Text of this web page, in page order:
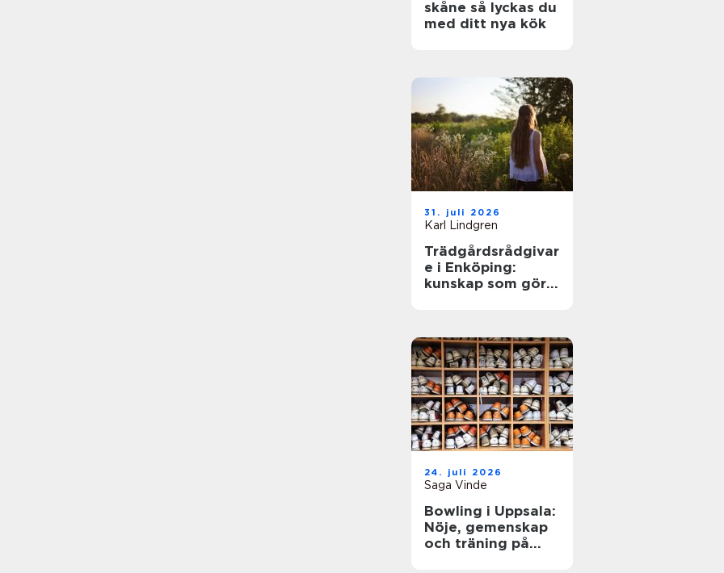
skåne så lyckas du
med ditt nya kök
31. juli 2026
Karl Lindgren
Trädgårdsrådgivar
e i Enköping:
kunskap som gör
24. juli 2026
Saga Vinde
Bowling i Uppsala:
Nöje, gemenskap
och träning på